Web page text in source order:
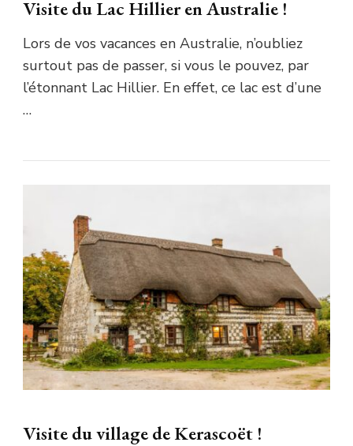
Visite du Lac Hillier en Australie !
Lors de vos vacances en Australie, n’oubliez
surtout pas de passer, si vous le pouvez, par
l’étonnant Lac Hillier. En effet, ce lac est d’une
…
Visite du village de Kerascoët !